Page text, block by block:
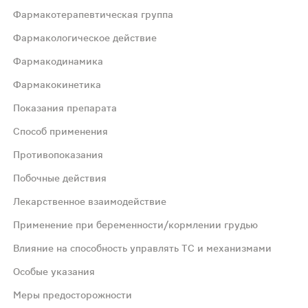
а также обладает жаропонижающим и
достигается примерно через 0,4 часа.
бурсит, тендовагинит. Умеренный и выраженный
бронхиальной астмы, рецидивирующего
Фармакотерапевтическая группа
Фармакологическое действие
Фармакодинамика
Фармакокинетика
Показания препарата
Способ применения
Противопоказания
Побочные действия
Лекарственное взаимодействие
Применение при беременности/кормлении грудью
Влияние на способность управлять ТС и механизмами
Особые указания
Меры предосторожности